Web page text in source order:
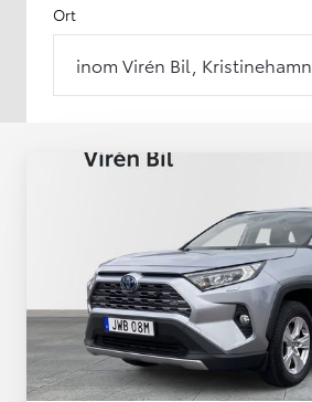
Ort
inom Virén Bil, Kristinehamn